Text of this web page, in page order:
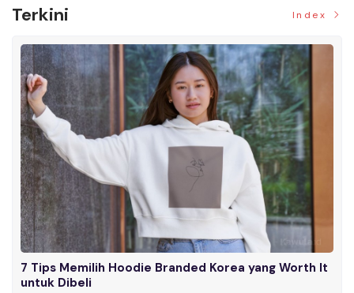
Terkini Index
7 Tips Memilih Hoodie Branded Korea yang Worth It
untuk Dibeli